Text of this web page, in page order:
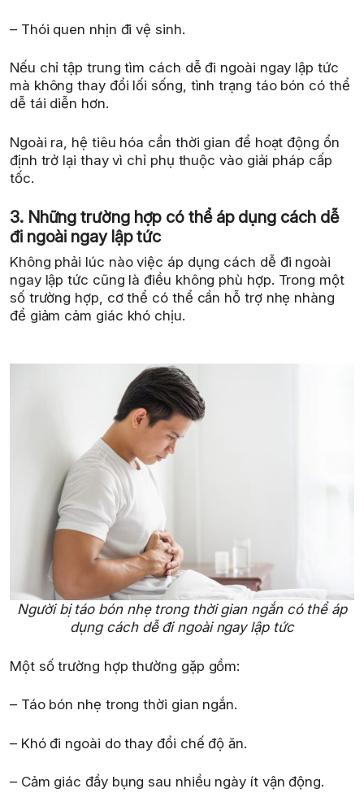
– Thói quen nhịn đi vệ sinh.
Nếu chỉ tập trung tìm cách dễ đi ngoài ngay lập tức
mà không thay đổi lối sống, tình trạng táo bón có thể
dễ tái diễn hơn.
Ngoài ra, hệ tiêu hóa cần thời gian để hoạt động ổn
định trở lại thay vì chỉ phụ thuộc vào giải pháp cấp
tốc.
3. Những trường hợp có thể áp dụng cách dễ
đi ngoài ngay lập tức
Không phải lúc nào việc áp dụng cách dễ đi ngoài
ngay lập tức cũng là điều không phù hợp. Trong một
số trường hợp, cơ thể có thể cần hỗ trợ nhẹ nhàng
để giảm cảm giác khó chịu.
Người bị táo bón nhẹ trong thời gian ngắn có thể áp
dụng cách dễ đi ngoài ngay lập tức
Một số trường hợp thường gặp gồm:
– Táo bón nhẹ trong thời gian ngắn.
– Khó đi ngoài do thay đổi chế độ ăn.
– Cảm giác đầy bụng sau nhiều ngày ít vận động.